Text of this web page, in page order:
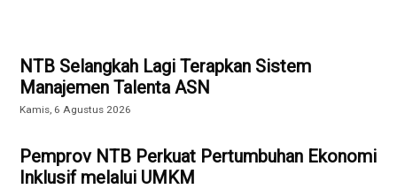
NTB Selangkah Lagi Terapkan Sistem
Manajemen Talenta ASN
Kamis, 6 Agustus 2026
Pemprov NTB Perkuat Pertumbuhan Ekonomi
Inklusif melalui UMKM